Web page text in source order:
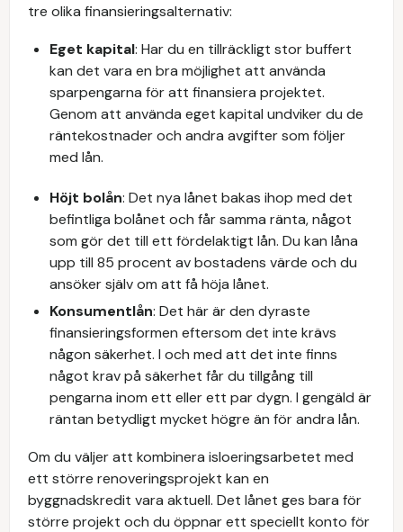
tre olika finansieringsalternativ:
Eget kapital: Har du en tillräckligt stor buffert
kan det vara en bra möjlighet att använda
sparpengarna för att finansiera projektet.
Genom att använda eget kapital undviker du de
räntekostnader och andra avgifter som följer
med lån.
Höjt bolån: Det nya lånet bakas ihop med det
befintliga bolånet och får samma ränta, något
som gör det till ett fördelaktigt lån. Du kan låna
upp till 85 procent av bostadens värde och du
ansöker själv om att få höja lånet.
Konsumentlån: Det här är den dyraste
finansieringsformen eftersom det inte krävs
någon säkerhet. I och med att det inte finns
något krav på säkerhet får du tillgång till
pengarna inom ett eller ett par dygn. I gengäld är
räntan betydligt mycket högre än för andra lån.
Om du väljer att kombinera isloeringsarbetet med
ett större renoveringsprojekt kan en
byggnadskredit vara aktuell. Det lånet ges bara för
större projekt och du öppnar ett speciellt konto för